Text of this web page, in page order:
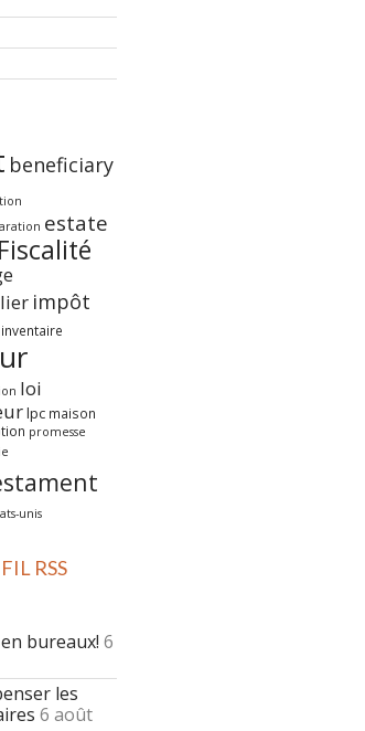
beneficiary
estate
Fiscalité
impôt
inventaire
loi
lpc maison
promesse
unis
RSS
bureaux! 6
les
6 août